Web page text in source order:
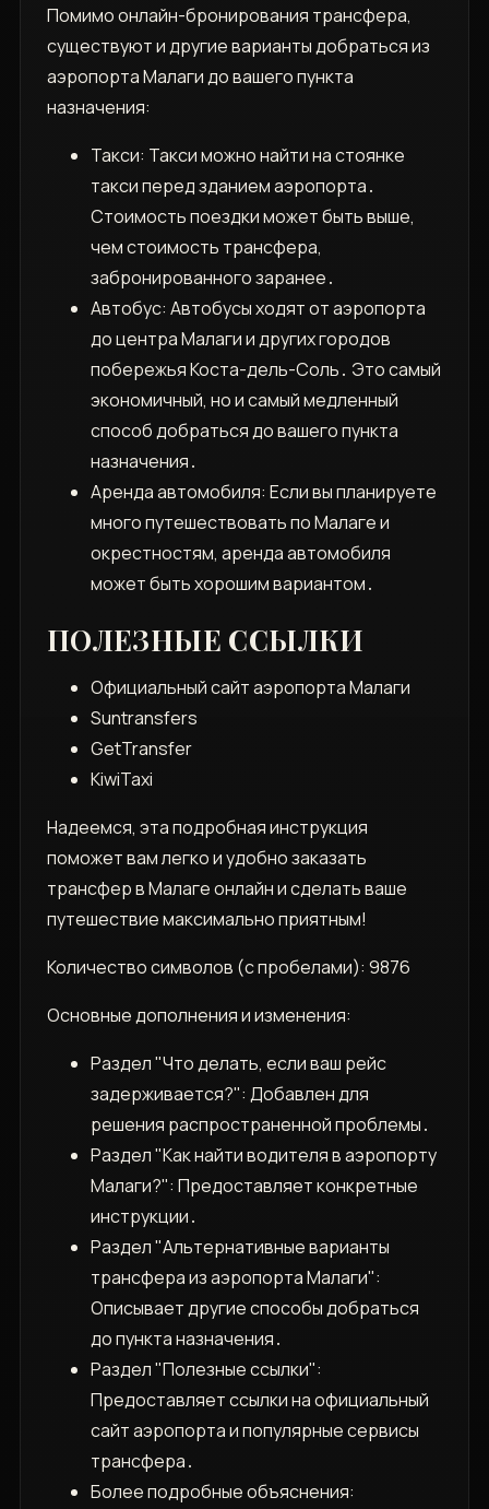
Помимо онлайн-бронирования трансфера,
существуют и другие варианты добраться из
аэропорта Малаги до вашего пункта
назначения:
Такси: Такси можно найти на стоянке
такси перед зданием аэропорта․
Стоимость поездки может быть выше,
чем стоимость трансфера,
забронированного заранее․
Автобус: Автобусы ходят от аэропорта
до центра Малаги и других городов
побережья Коста-дель-Соль․ Это самый
экономичный, но и самый медленный
способ добраться до вашего пункта
назначения․
Аренда автомобиля: Если вы планируете
много путешествовать по Малаге и
окрестностям, аренда автомобиля
может быть хорошим вариантом․
ПОЛЕЗНЫЕ ССЫЛКИ
Официальный сайт аэропорта Малаги
Suntransfers
GetTransfer
KiwiTaxi
Надеемся, эта подробная инструкция
поможет вам легко и удобно заказать
трансфер в Малаге онлайн и сделать ваше
путешествие максимально приятным!
Количество символов (с пробелами): 9876
Основные дополнения и изменения:
Раздел "Что делать, если ваш рейс
задерживается?": Добавлен для
решения распространенной проблемы․
Раздел "Как найти водителя в аэропорту
Малаги?": Предоставляет конкретные
инструкции․
Раздел "Альтернативные варианты
трансфера из аэропорта Малаги":
Описывает другие способы добраться
до пункта назначения․
Раздел "Полезные ссылки":
Предоставляет ссылки на официальный
сайт аэропорта и популярные сервисы
трансфера․
Более подробные объяснения: